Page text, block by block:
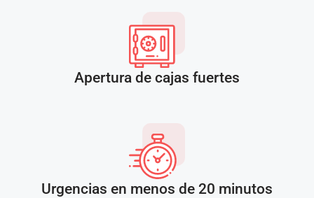
Apertura de cajas fuertes
Urgencias en menos de 20 minutos